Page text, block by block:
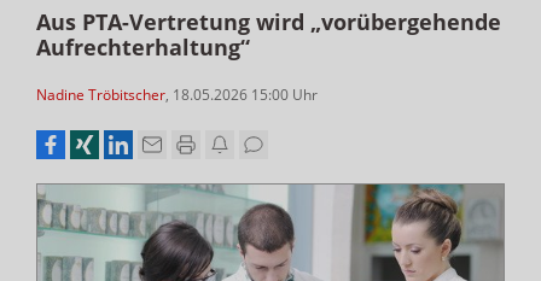
Aus PTA-Vertretung wird „vorübergehende
Aufrechterhaltung“
Nadine Tröbitscher, 18.05.2026 15:00 Uhr